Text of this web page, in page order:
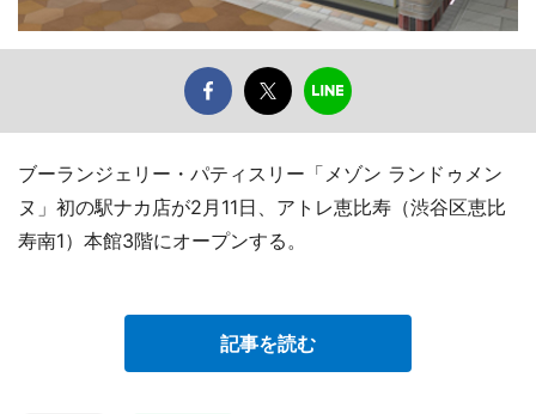
ブーランジェリー・パティスリー「メゾン ランドゥメン
ヌ」初の駅ナカ店が2月11日、アトレ恵比寿（渋谷区恵比
寿南1）本館3階にオープンする。
記事を読む